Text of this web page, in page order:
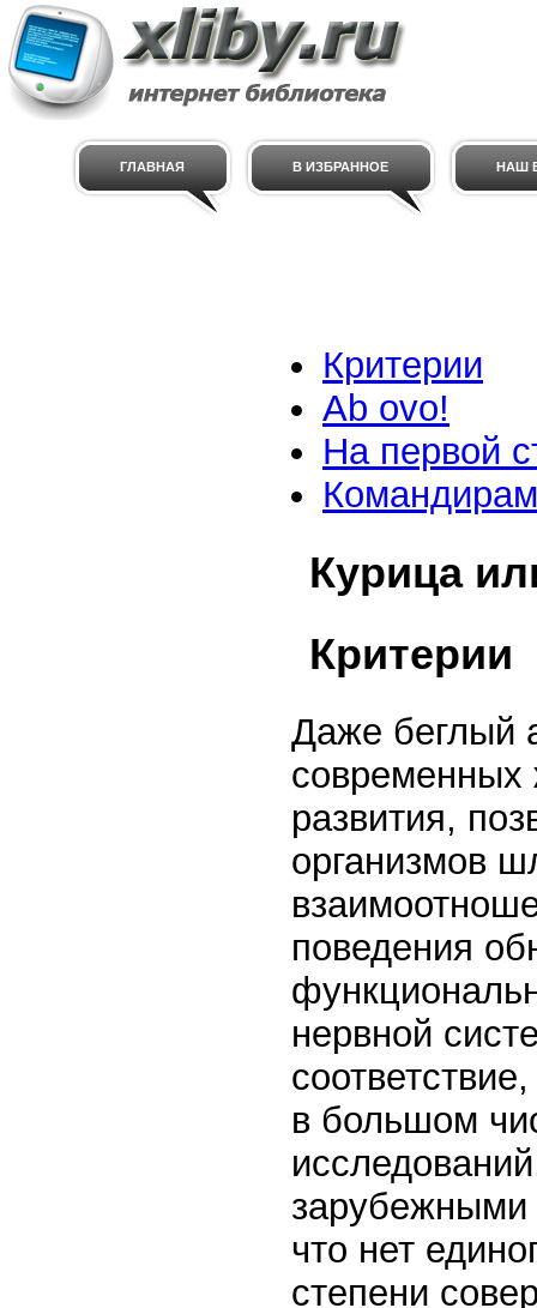
ГЛАВНАЯ В ИЗБРАННОЕ НАШ
Критерии
Ab ovo!
На первой
Курица
Критерии
Даже беглый
современных
развития,
организмов
поведения
нервной
в большом
зарубежными
что нет
степени